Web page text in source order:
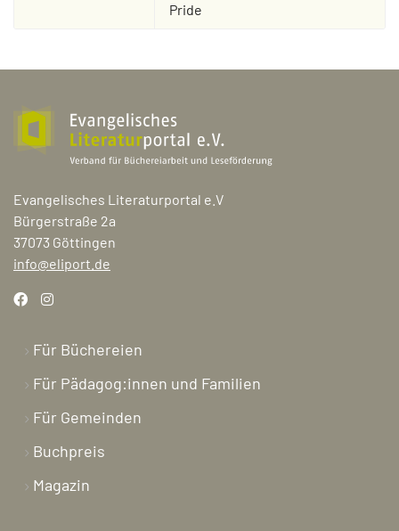
Pride
Evangelisches Literaturportal e.V
Bürgerstraße 2a
37073 Göttingen
info@eliport.de
Für Büchereien
Für Pädagog:innen und Familien
Für Gemeinden
Buchpreis
Magazin